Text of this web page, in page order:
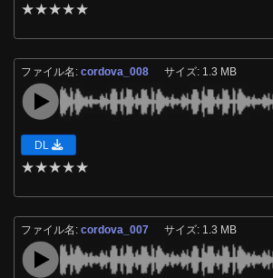
★★★★★
ファイル名:cordova_008 サイズ: 1.3 MB
DL
★★★★★
ファイル名:cordova_007 サイズ: 1.3 MB